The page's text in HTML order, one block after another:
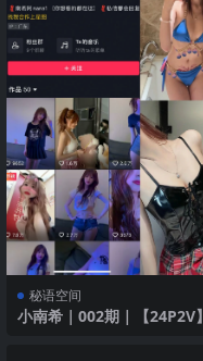
秘语空间
小南希｜002期｜【24P2V】